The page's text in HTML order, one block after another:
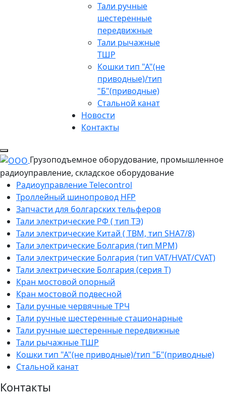
Тали ручные
шестеренные
передвижные
Тали рычажные
ТШР
Кошки тип "А"(не
приводные)/тип
"Б"(приводные)
Стальной канат
Новости
Контакты
Грузоподъемное оборудование, промышленное
радиоуправление, складское оборудование
Радиоуправление Telecontrol
Троллейный шинопровод HFP
Запчасти для болгарских тельферов
Тали электрические РФ ( тип ТЭ)
Тали электрические Китай ( TBM, тип SHA7/8)
Тали электрические Болгария (тип МРМ)
Тали электрические Болгария (тип VAT/HVAT/CVAT)
Тали электрические Болгария (серия Т)
Кран мостовой опорный
Кран мостовой подвесной
Тали ручные червячные ТРЧ
Тали ручные шестеренные стационарные
Тали ручные шестеренные передвижные
Тали рычажные ТШР
Кошки тип "А"(не приводные)/тип "Б"(приводные)
Стальной канат
Контакты